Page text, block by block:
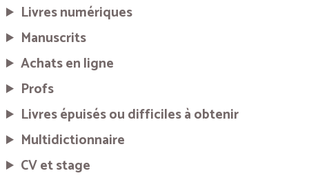
Livres numériques
Manuscrits
Achats en ligne
Profs
Livres épuisés ou difficiles à obtenir
Multidictionnaire
CV et stage